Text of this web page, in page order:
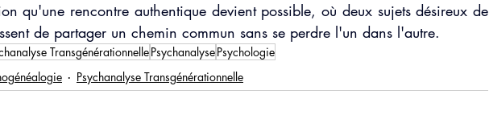
qu'une rencontre authentique devient possible, où deux sujets désireux de
de partager un chemin commun sans se perdre l'un dans l'autre.
TransgénérationnellePsychanalysePsychologie
Psychanalyse Transgénérationnelle